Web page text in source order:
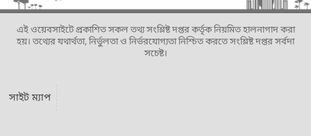
এই ওয়েবসাইটে প্রকাশিত সকল তথ্য সংশ্লিষ্ট দপ্তর কর্তৃক নিয়মিত হালনাগাদ করা
হয়। তথ্যের যথার্থতা, নির্ভুলতা ও নির্ভরযোগ্যতা নিশ্চিত করতে সংশ্লিষ্ট দপ্তর সর্বদা
সচেষ্ট।
সাইট ম্যাপ